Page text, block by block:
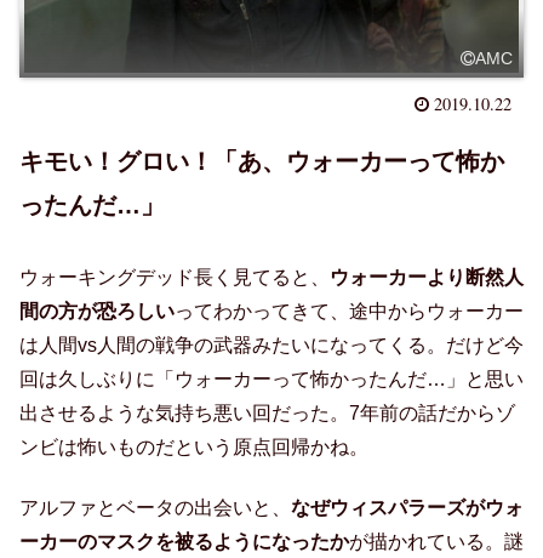
AMC
2019.10.22
キモい！グロい！「あ、ウォーカーって怖か
ったんだ…」
ウォーキングデッド長く見てると、
ウォーカーより断然人
間の方が恐ろしいってわかってきて、途中からウォーカー
は人間vs人間の戦争の武器みたいになってくる。だけど今
回は久しぶりに「ウォーカーって怖かったんだ…」と思い
出させるような気持ち悪い回だった。7年前の話だからゾ
ンビは怖いものだという原点回帰かね。
アルファとベータの出会いと、 なぜウィスパラーズがウォ
ーカーのマスクを被るようになったかが描かれている。謎